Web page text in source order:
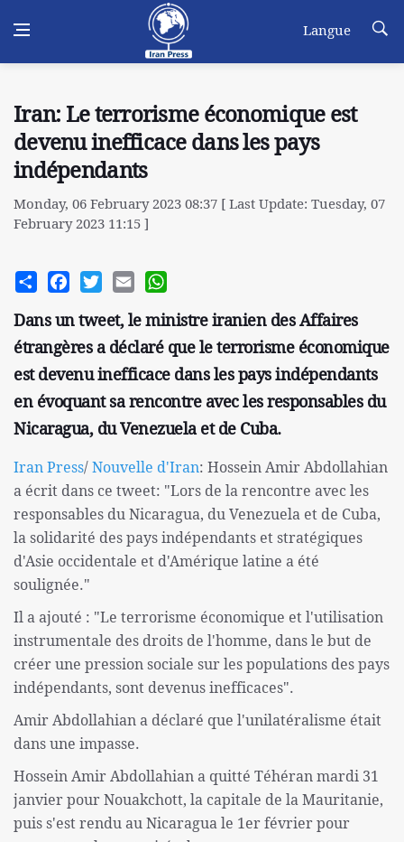
Langue
Iran: Le terrorisme économique est
devenu inefficace dans les pays
indépendants
Monday, 06 February 2023 08:37 [ Last Update: Tuesday, 07
February 2023 11:15 ]
Share FacebookTwitterEmail
Dans un tweet, le ministre iranien des Affaires
étrangères a déclaré que le terrorisme économique
est devenu inefficace dans les pays indépendants
en évoquant sa rencontre avec les responsables du
Nicaragua, du Venezuela et de Cuba.
Iran Press/Nouvelle d'Iran: Hossein Amir Abdollahian
a écrit dans ce tweet: "Lors de la rencontre avec les
responsables du Nicaragua, du Venezuela et de Cuba,
la solidarité des pays indépendants et stratégiques
d'Asie occidentale et d'Amérique latine a été
soulignée."
Il a ajouté : "Le terrorisme économique et l'utilisation
instrumentale des droits de l'homme, dans le but de
créer une pression sociale sur les populations des pays
indépendants, sont devenus inefficaces".
Amir Abdollahian a déclaré que l'unilatéralisme était
dans une impasse.
Hossein Amir Abdollahian a quitté Téhéran mardi 31
janvier pour Nouakchott, la capitale de la Mauritanie,
puis s'est rendu au Nicaragua le 1er février pour